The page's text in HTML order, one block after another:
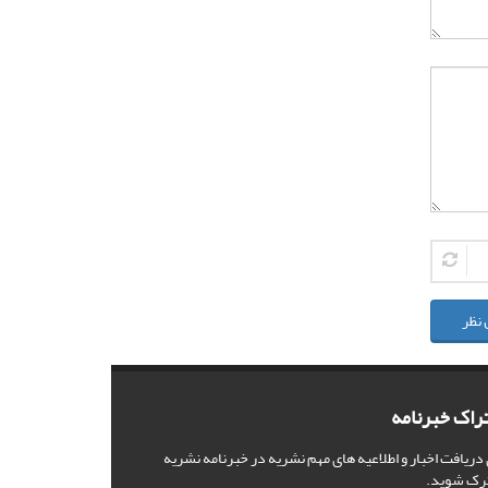
نظر
خبرنامه
دریافت اخبار و اطلاعیه های مهم نشریه در خبرنامه نشریه
شوید.